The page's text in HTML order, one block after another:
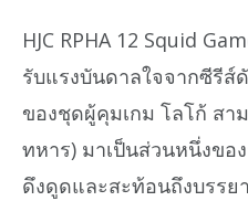
HJC RPHA 12 Squid
รับแรงบันดาลใจจากซีรีส์
ของชุดผู้คุมเกม โลโก้ สา
ทหาร) มาเป็นส่วนหนึ่งข
ดึงดูดและสะท้อนถึงบรรย